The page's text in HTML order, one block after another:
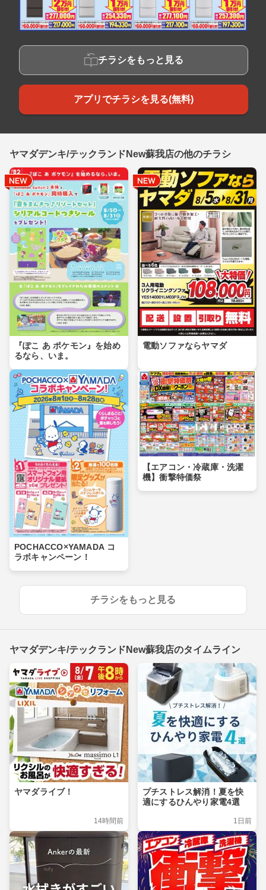
チラシをもっと見る
アプリでチラシを見る(無料)
ヤマダデンキ/テックランドNew蘇我店の他のチラシ
『ぽこ あ ポケモン』を始め
るなら、いま。
電動ソファならヤマダ
POCHACCO×YAMADA コ
ラボキャンペーン！
【エアコン・冷蔵庫・洗濯
機】衝撃特価祭
チラシをもっと見る
ヤマダデンキ/テックランドNew蘇我店のタイムライン
ヤマダライブ！
14時間前
プチストレス解消！夏を快
適にするひんやり家電4選
1日前